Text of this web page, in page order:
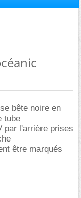
bête noire en
tube
par l'arrière prises
être marqués